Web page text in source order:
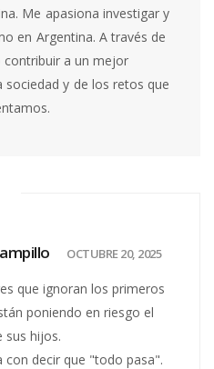
Me apasiona investigar y
en Argentina. A través de
a un mejor
y de los retos que
OCTUBRE 20, 2025
que ignoran los primeros
poniendo en riesgo el
sus hijos.
con decir que "todo pasa".